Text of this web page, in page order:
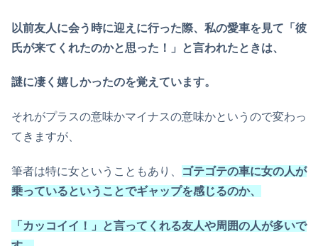
以前友人に会う時に迎えに行った際、私の愛車を見て「彼
氏が来てくれたのかと思った！」と言われたときは、
謎に凄く嬉しかったのを覚えています。
それがプラスの意味かマイナスの意味かというので変わっ
てきますが、
筆者は特に女ということもあり、
ゴテゴテの車に女の人が
乗っているということでギャップを感じるのか、
「カッコイイ！」と言ってくれる友人や周囲の人が多いで